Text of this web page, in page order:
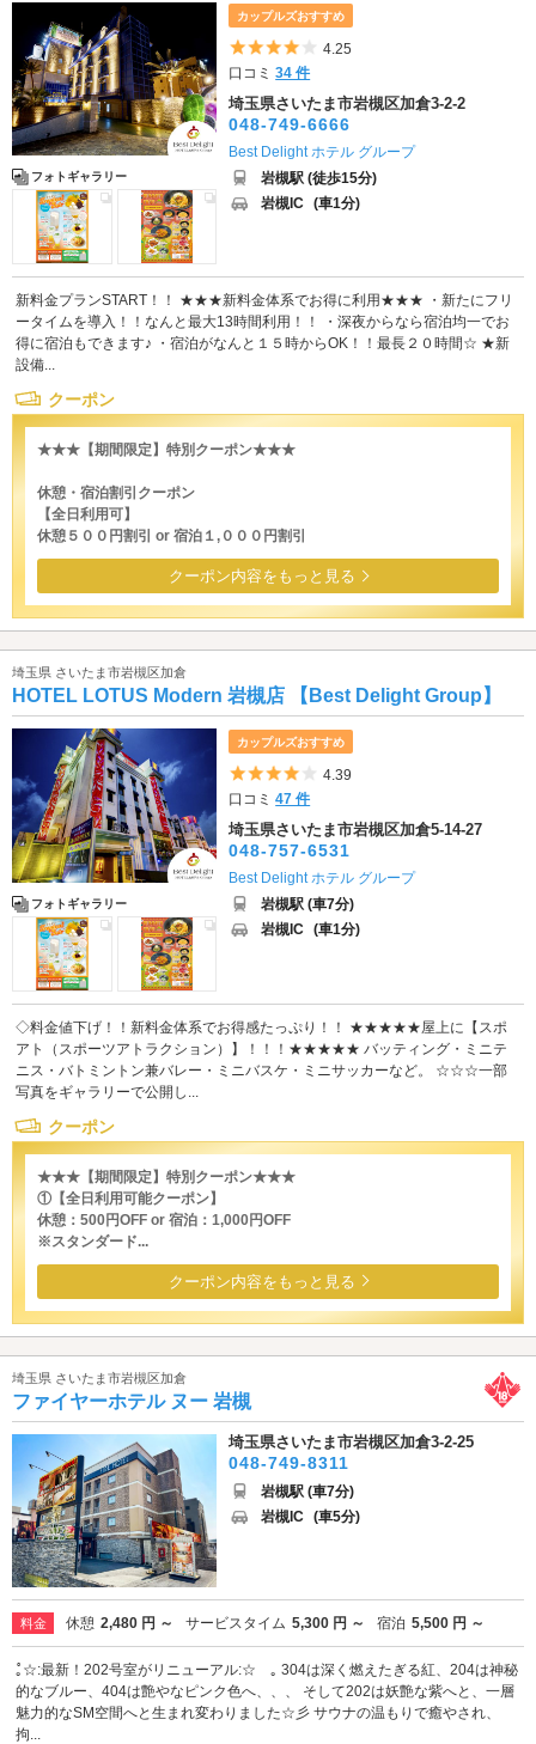
フォトギャラリー
カップルズおすすめ
5つ星のうち4
4.25
口コミ34 件
埼玉県さいたま市岩槻区加倉3-2-2
048-749-6666
Best Delight ホテル グループ
岩槻駅 (徒歩15分)
岩槻IC (車1分)
新料金プランSTART！！ ★★★新料金体系でお得に利用★★★ ・新たにフリ
ータイムを導入！！なんと最大13時間利用！！ ・深夜からなら宿泊均一でお
得に宿泊もできます♪ ・宿泊がなんと１５時からOK！！最長２０時間☆ ★新
設備...
クーポン
★★★【期間限定】特別クーポン★★★
休憩・宿泊割引クーポン
【全日利用可】
休憩５００円割引 or 宿泊１,０００円割引
クーポン内容をもっと見る
埼玉県 さいたま市岩槻区加倉
HOTEL LOTUS Modern 岩槻店 【Best Delight Group】
フォトギャラリー
カップルズおすすめ
5つ星のうち4
4.39
口コミ47 件
埼玉県さいたま市岩槻区加倉5-14-27
048-757-6531
Best Delight ホテル グループ
岩槻駅 (車7分)
岩槻IC (車1分)
◇料金値下げ！！新料金体系でお得感たっぷり！！ ★★★★★屋上に【スポ
アト（スポーツアトラクション）】！！！★★★★★ バッティング・ミニテ
ニス・バトミントン兼バレー・ミニバスケ・ミニサッカーなど。 ☆☆☆一部
写真をギャラリーで公開し...
クーポン
★★★【期間限定】特別クーポン★★★
①【全日利用可能クーポン】
休憩：500円OFF or 宿泊：1,000円OFF
※スタンダード...
クーポン内容をもっと見る
埼玉県 さいたま市岩槻区加倉
ファイヤーホテル ヌー 岩槻
埼玉県さいたま市岩槻区加倉3-2-25
048-749-8311
岩槻駅 (車7分)
岩槻IC (車5分)
料金 休憩 2,480 円 ～ サービスタイム 5,300 円 ～ 宿泊 5,500 円 ～
｡゚☆:最新！202号室がリニューアル:☆゚｡ 304は深く燃えたぎる紅、204は神秘
的なブルー、404は艶やなピンク色へ、、、 そして202は妖艶な紫へと、一層
魅力的なSM空間へと生まれ変わりました☆彡 サウナの温もりで癒やされ、
拘...